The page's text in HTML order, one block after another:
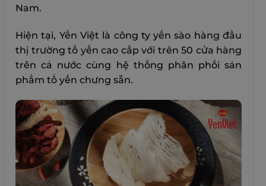
Nam.
Hiện tại, Yến Việt là công ty yến sào hàng đầu
thị trường tổ yến cao cấp với trên 50 cửa hàng
trên cả nước cùng hệ thống phân phối sản
phẩm tổ yến chưng sẵn.